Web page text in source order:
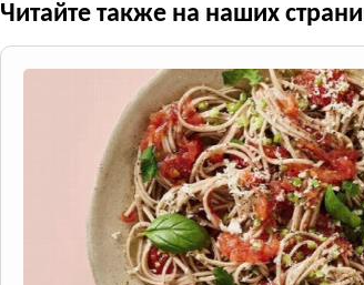
Читайте также на наших